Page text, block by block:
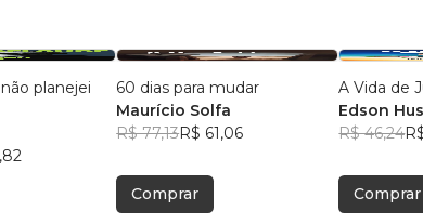
planejei
60 dias para mudar
Maurício Solfa
R$ 77,13R$ 61,06
Comprar
A Vida de
Edson
R$ 46,24
Comprar